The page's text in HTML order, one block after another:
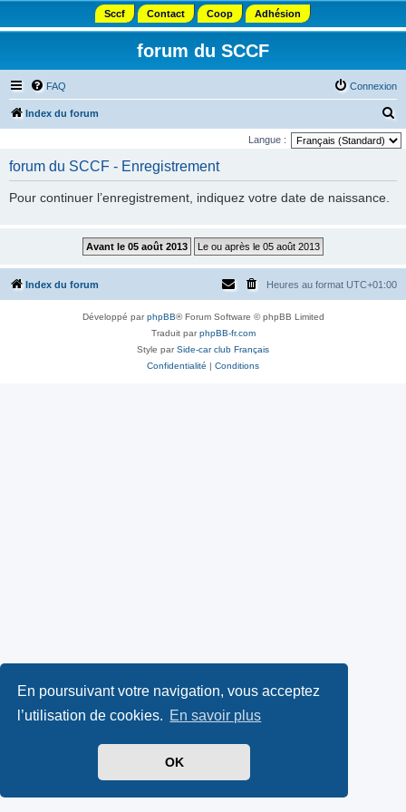
En poursuivant votre navigation, vous acceptez
l’utilisation de cookies. En savoir plus
OK
Sccf Contact Coop Adhésion
forum du SCCF
FAQ Connexion
Index du forum
e
e
Langue :
forum du SCCF - Enregistrement
Pour continuer l’enregistrement, indiquez votre date de naissance.
Index du forum Heures au format UTC+01:00
Développé parphpBB® Forum Software © phpBB Limited
Traduit parphpBB-fr.com
Style parSide-car club Français
Confidentialité
Conditions